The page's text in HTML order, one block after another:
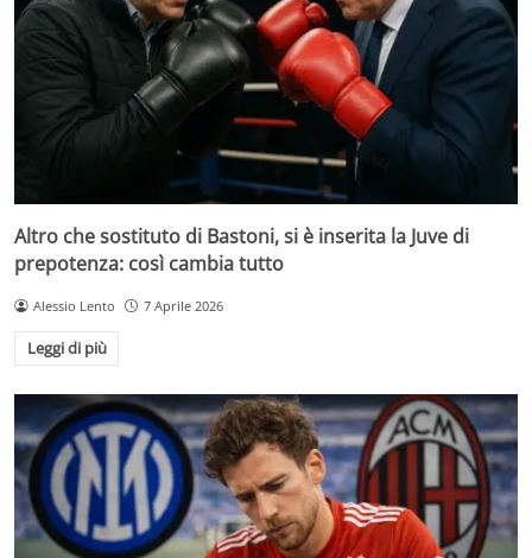
Altro che sostituto di Bastoni, si è inserita la Juve di
prepotenza: così cambia tutto
Alessio Lento 7 Aprile 2026
Leggi di più